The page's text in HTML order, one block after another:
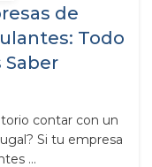
de
Todo
Saber
contar con un
Si tu empresa
...